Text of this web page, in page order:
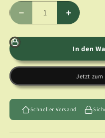
Verringere
die
Menge
Gelehrten
-
-
Landschaft
Erhöhe
die
Menge
für
-
Stein
-
In den
Jetzt
Schneller Versand